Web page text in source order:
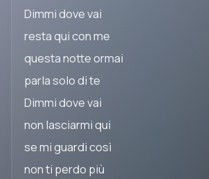
Dimmi dove vai
resta qui con me
questa notte ormai
parla solo di te
Dimmi dove vai
non lasciarmi qui
se mi guardi così
non ti perdo più